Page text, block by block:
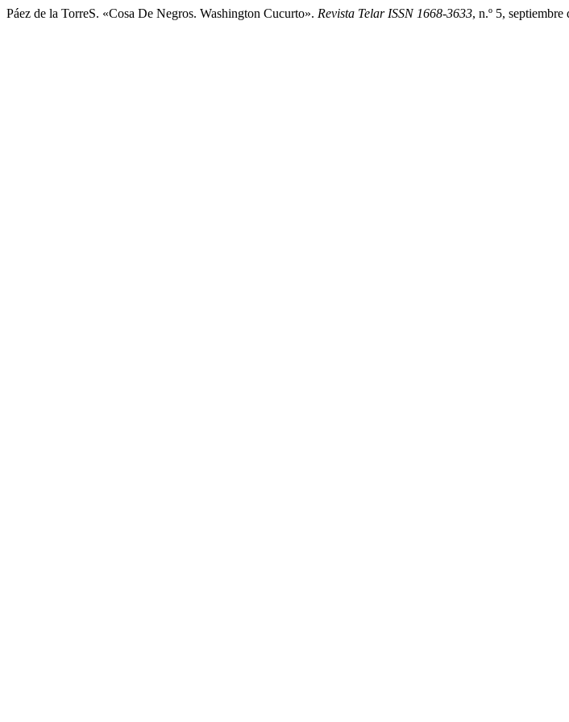
Páez de la TorreS. «Cosa De Negros. Washington Cucurto». Revista Telar ISSN 1668-3633, n.º 5,